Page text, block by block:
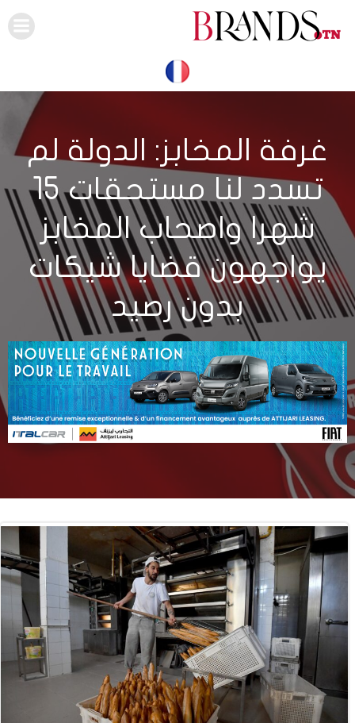
غرفة المخابز: الدولة لم
تسدد لنا مستحقات 15
شهرا واصحاب المخابز
يواجهون قضايا شيكات
بدون رصيد